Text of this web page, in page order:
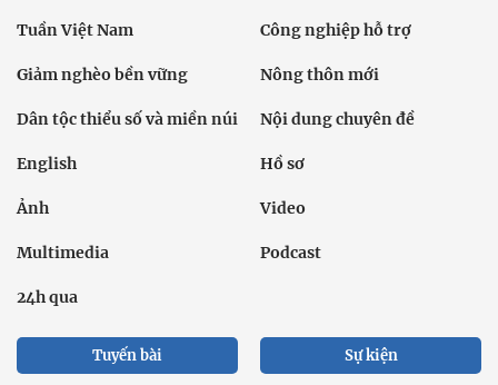
Tuần Việt Nam Công nghiệp hỗ trợ
Giảm nghèo bền vững Nông thôn mới
Dân tộc thiểu số và miền núi Nội dung chuyên đề
English Hồ sơ
Ảnh Video
Multimedia Podcast
24h qua
Tuyến bài Sự kiện